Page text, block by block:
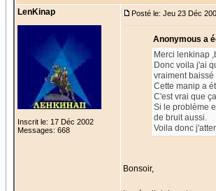
LenKinap
Inscrit le: 17 Déc 2002
Messages: 668
Posté le: Jeu 23 Déc
Anonymous a
Merci lenkinap
Donc voila j'ai
vraiment
Cette manip a
C'est vrai que
Si le problème
de bruit aussi.
Voila donc
Bonsoir,